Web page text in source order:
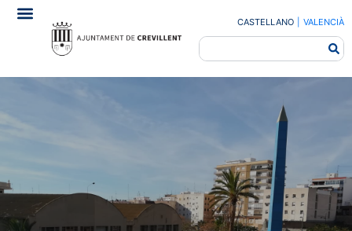
CASTELLANO VALENCIÀ